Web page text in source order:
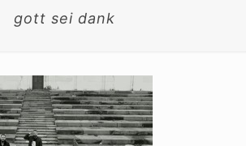
gott sei dank